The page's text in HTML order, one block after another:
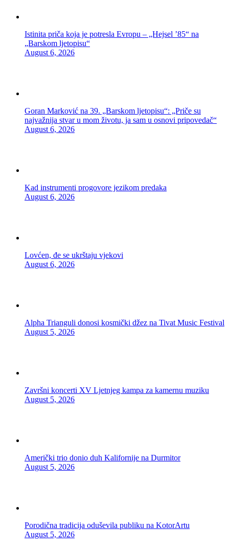
Istinita priča koja je potresla Evropu – „Hejsel ’85“ na
„Barskom ljetopisu“
August 6, 2026
Goran Marković na 39. „Barskom ljetopisu“: „Priče su
najvažnija stvar u mom životu, ja sam u osnovi pripovedač“
August 6, 2026
Kad instrumenti progovore jezikom predaka
August 6, 2026
Lovćen, đe se ukrštaju vjekovi
August 6, 2026
Alpha Trianguli donosi kosmički džez na Tivat Music Festival
August 5, 2026
Završni koncerti XV Ljetnjeg kampa za kamernu muziku
August 5, 2026
Američki trio donio duh Kalifornije na Durmitor
August 5, 2026
Porodična tradicija oduševila publiku na KotorArtu
August 5, 2026